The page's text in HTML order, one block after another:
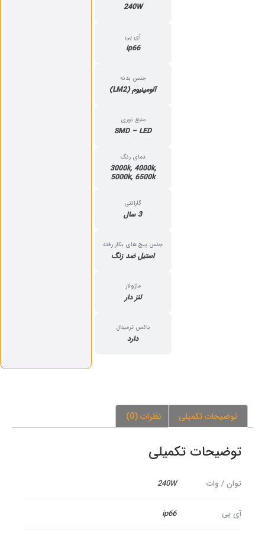
240W
آی پی
ip66
جنس بدنه
آلومینیوم (LM2)
منبع نوری
SMD – LED
دمای رنگ
3000k, 4000k,
5000k, 6500k
گارانتی
جنس پیچ های بکار رفته
استیل ضد زنگ
ماژولار
لنز دار
باکس ترمینال
دارد
توضیحات تکمیلی نظرات (0)
توضیحات تکمیلی
توان / وات 240W
آی پی ip66